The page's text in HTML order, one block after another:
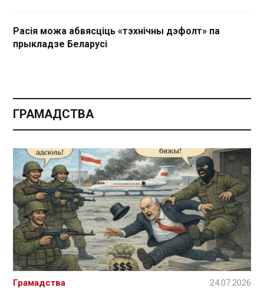
Расія можа абвясціць «тэхнічны дэфолт» па
прыкладзе Беларусі
ГРАМАДСТВА
Грамадства 24.07.2026